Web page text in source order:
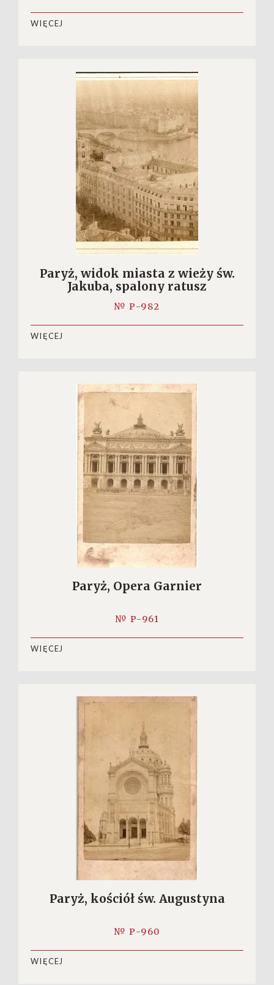
WIĘCEJ
Paryż, widok miasta z wieży św.
Jakuba, spalony ratusz
№ P-982
WIĘCEJ
Paryż, Opera Garnier
№ P-961
WIĘCEJ
Paryż, kościół św. Augustyna
№ P-960
WIĘCEJ